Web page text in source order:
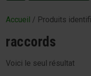
Accueil / Produits
raccords
Voici le seul résultat